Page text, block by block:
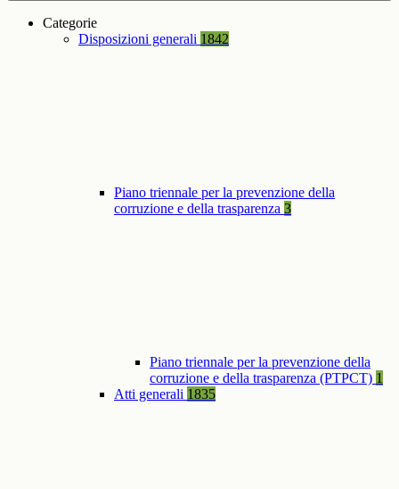
Categorie
Disposizioni generali 1842
Piano triennale per la prevenzione della
corruzione e della trasparenza 3
Piano triennale per la prevenzione della
corruzione e della trasparenza (PTPCT) 1
Atti generali 1835